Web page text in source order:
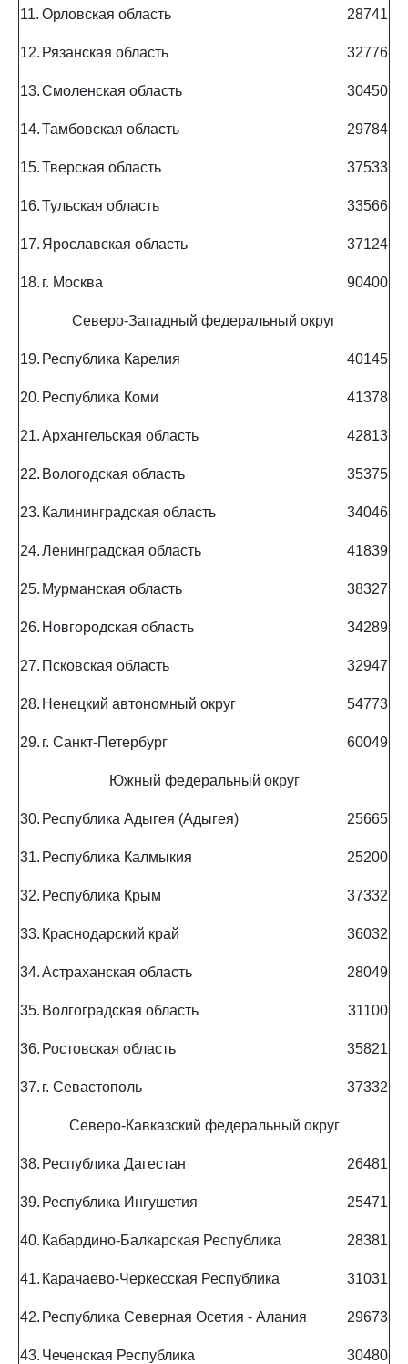
11. Орловская область 28741
12. Рязанская область 32776
13.Смоленская область 30450
14.Тамбовская область 29784
15.Тверская область 37533
16.Тульская область 33566
17. Ярославская область 37124
18. г. Москва 90400
Северо-Западный федеральный округ
19. Республика Карелия 40145
20. Республика Коми 41378
21.Архангельская область 42813
22. Вологодская область 35375
23. Калининградская область 34046
24.Ленинградская область 41839
25. Мурманская область 38327
26. Новгородская область 34289
27. Псковская область 32947
28. Ненецкий автономный округ 54773
29. г. Санкт-Петербург 60049
Южный федеральный округ
30. Республика Адыгея (Адыгея) 25665
31. Республика Калмыкия 25200
32. Республика Крым 37332
33. Краснодарский край 36032
34.Астраханская область 28049
35. Волгоградская область 31100
36. Ростовская область 35821
37. г. Севастополь 37332
Северо-Кавказский федеральный округ
38. Республика Дагестан 26481
39. Республика Ингушетия 25471
40. Кабардино-Балкарская Республика 28381
41. Карачаево-Черкесская Республика 31031
42. Республика Северная Осетия - Алания 29673
43. Чеченская Республика 30480